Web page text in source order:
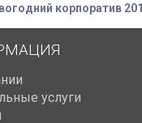
корпоратив
услуги